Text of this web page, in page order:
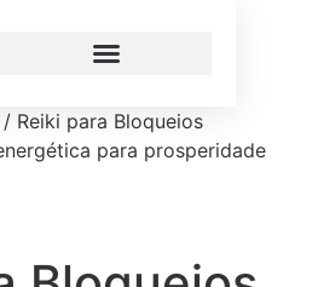
/ Reiki para Bloqueios
para prosperidade